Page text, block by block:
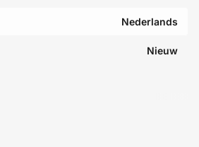
Nederlands
Nieuw